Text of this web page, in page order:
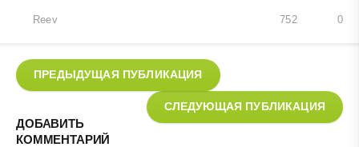
Reev 0
752
ПРЕДЫДУЩАЯ ПУБЛИКАЦИЯ
СЛЕДУЮЩАЯ ПУБЛИКАЦИЯ
ДОБАВИТЬ
КОММЕНТАРИЙ